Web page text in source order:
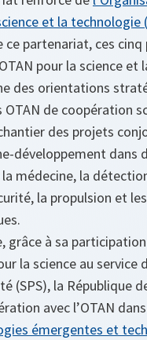
et la technologie
ce partenariat, ces cinq
pour la science et
des orientations
OTAN de coopération
des projets
développement dans
médecine, la
la propulsion et
grâce à sa
la science au service
(SPS), la République
avec l’OTAN
émergentes et